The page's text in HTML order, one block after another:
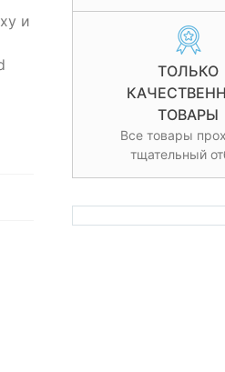
ТОЛЬКО
ТОВАРЫ
Все товары
тщательный
и